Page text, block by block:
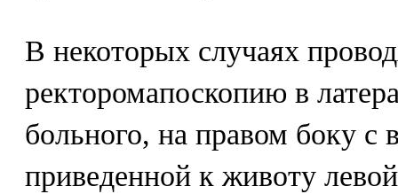
В некоторых случаях
ректоромапоскопию в
больного, на правом боку с
приведенной к животу